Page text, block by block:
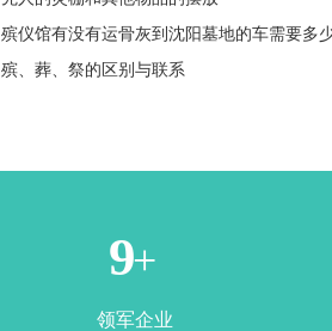
殡仪馆有没有运骨灰到沈阳墓地的车需要多
殡、葬、祭的区别与联系
1+
领军企业